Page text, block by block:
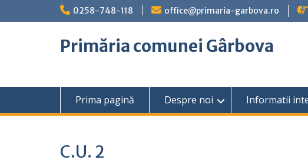
0258-748-118 office@primaria-garbova.ro
Primăria comunei Gârbova
Prima pagină Despre noi Informatii
C.U. 2